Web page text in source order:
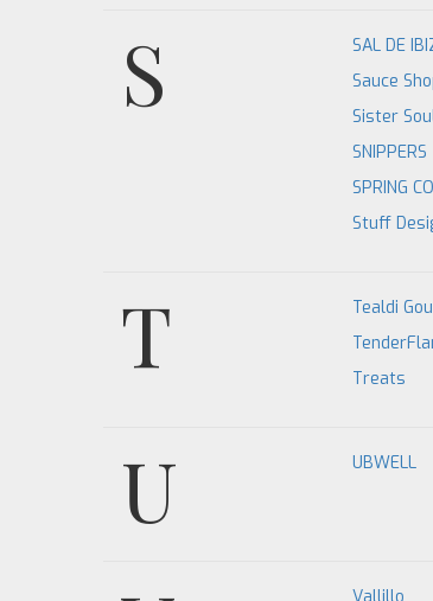
S SAL DE
Sauce
Sister
SNIPPERS
SPRING
Stuff
T Tealdi
Treats
U UBWELL